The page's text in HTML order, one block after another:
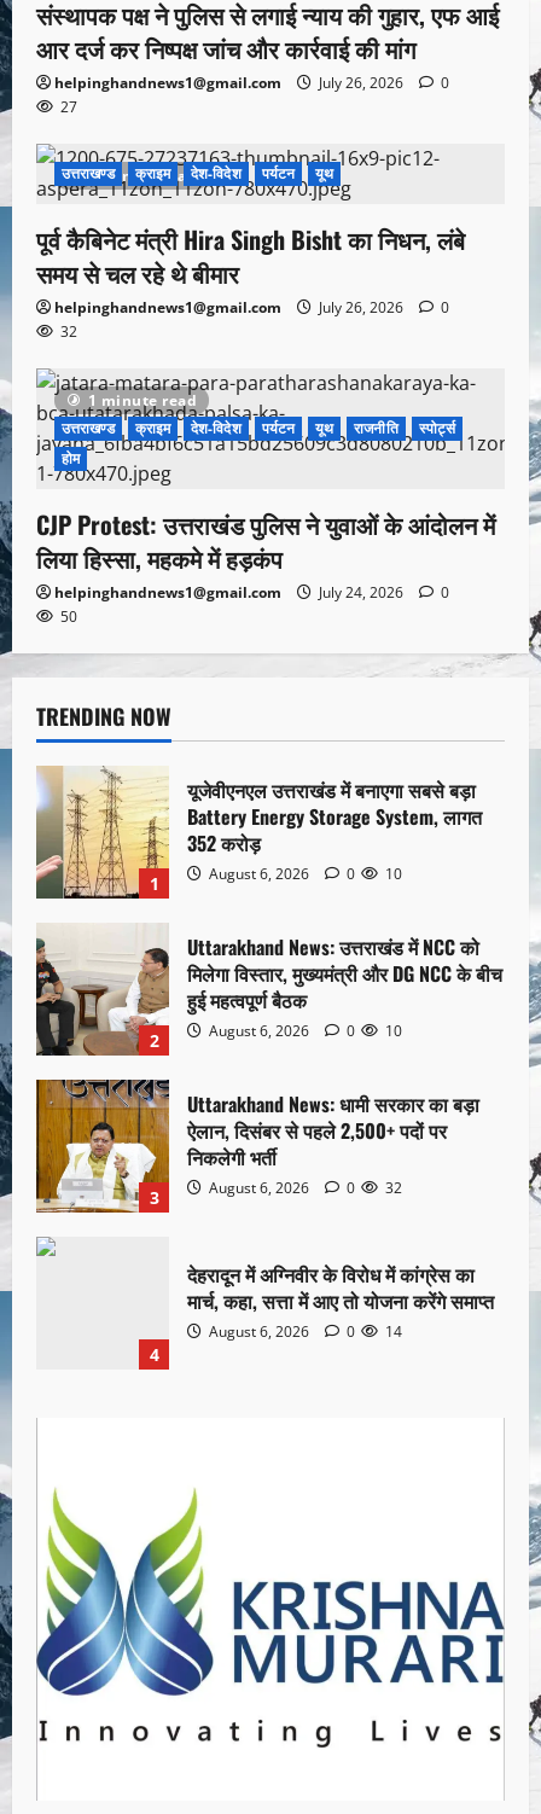
संस्थापक पक्ष ने पुलिस से लगाई न्याय की गुहार, एफ आई
आर दर्ज कर निष्पक्ष जांच और कार्रवाई की मांग
helpinghandnews1@gmail.com July 26, 2026
0
27
1 minute read
उत्तराखण्ड क्राइम देश-विदेश पर्यटन यूथ
पूर्व कैबिनेट मंत्री Hira Singh Bisht का निधन, लंबे
समय से चल रहे थे बीमार
helpinghandnews1@gmail.com July 26, 2026
0
32
1 minute read
उत्तराखण्ड
क्राइम देश-विदेश पर्यटन यूथ राजनीति
स्पोर्ट्स
होम
CJP Protest: उत्तराखंड पुलिस ने युवाओं के आंदोलन में
लिया हिस्सा, महकमे में हड़कंप
helpinghandnews1@gmail.com July 24, 2026
0
50
TRENDING NOW
1
यूजेवीएनएल उत्तराखंड में बनाएगा सबसे बड़ा
Battery Energy Storage System, लागत
352 करोड़
August 6, 2026 0 10
2
Uttarakhand News: उत्तराखंड में NCC को
मिलेगा विस्तार, मुख्यमंत्री और DG NCC के बीच
हुई महत्वपूर्ण बैठक
August 6, 2026 0 10
3
Uttarakhand News: धामी सरकार का बड़ा
ऐलान, दिसंबर से पहले 2,500+ पदों पर
निकलेगी भर्ती
August 6, 2026 0 32
4
देहरादून में अग्निवीर के विरोध में कांग्रेस का
मार्च, कहा, सत्ता में आए तो योजना करेंगे समाप्त
August 6, 2026 0 14